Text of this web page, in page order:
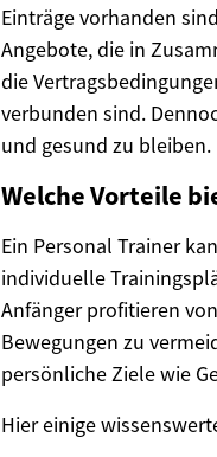
Einträge vorhanden
Angebote, die in
die
verbunden sind.
und gesund zu bleiben.
Welche Vorteile
Ein Personal Trainer
individuelle
Anfänger profitieren
Bewegungen zu
persönliche Ziele wie
Hier einige